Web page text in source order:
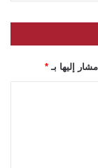
إليها بـ *